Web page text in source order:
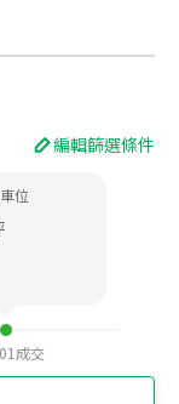
編輯篩選條件
位
成交